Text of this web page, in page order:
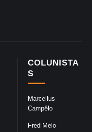
COLUNISTA
S
Marcellus
Campêlo
Fred Melo